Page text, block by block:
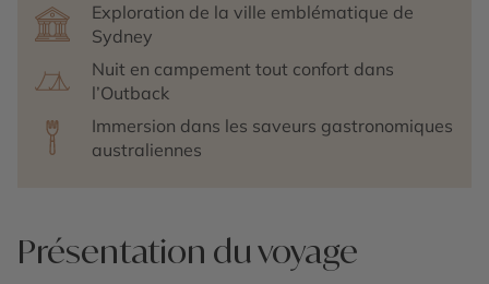
Exploration de la ville emblématique de
Sydney
Nuit en campement tout confort dans
l’Outback
Immersion dans les saveurs gastronomiques
australiennes
Présentation du voyage